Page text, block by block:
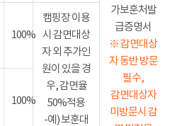
가보훈처발
급증명서
※ 감면대상
자 동반 방문
필수,
감면대상자
미방문시 감
100%
캠핑장 이용
시 감면대상
자 외 추가인
원이 있을 경
우, 감면율
50%적용
-예) 보훈대
100%